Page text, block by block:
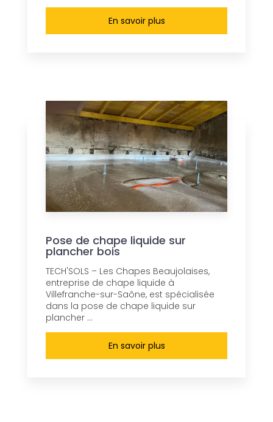
En savoir plus
Pose de chape liquide sur
plancher bois
TECH'SOLS – Les Chapes Beaujolaises,
entreprise de chape liquide à
Villefranche-sur-Saône, est spécialisée
dans la pose de chape liquide sur
plancher ...
En savoir plus